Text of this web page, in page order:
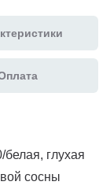
глухая
сосны